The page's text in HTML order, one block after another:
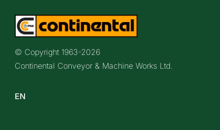
© Copyright 1963-2026
Continental Conveyor & Machine Works Ltd.
EN